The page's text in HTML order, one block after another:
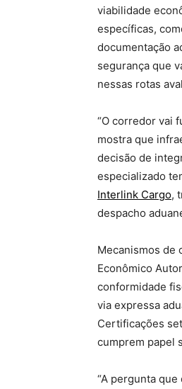
viabilidade
específicas,
documentação
segurança que
nessas rotas
“O corredor vai
mostra que
decisão de
especializado
Interlink Cargo,
despacho
Mecanismos de
Econômico
conformidade
via expressa
Certificações
cumprem papel
“A pergunta